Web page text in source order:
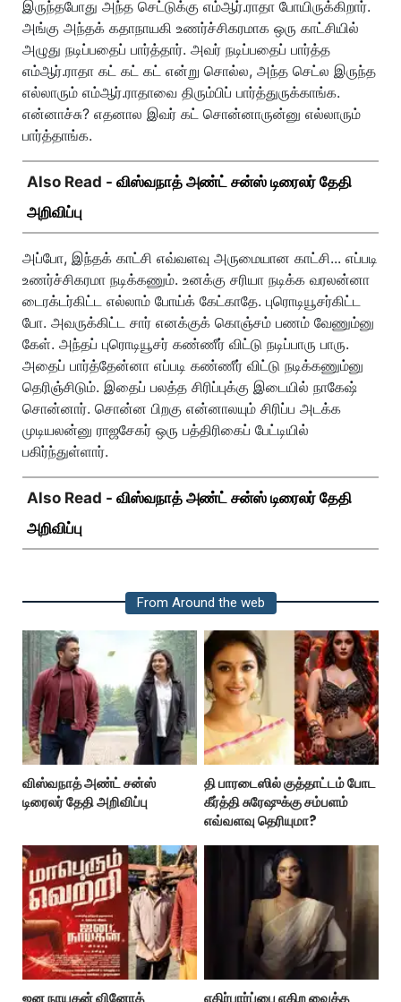
இருந்தபோது அந்த செட்டுக்கு எம்ஆர்.ராதா போயிருக்கிறார்.
அங்கு அந்தக் கதாநாயகி உணர்ச்சிகரமாக ஒரு காட்சியில்
அழுது நடிப்பதைப் பார்த்தார். அவர் நடிப்பதைப் பார்த்த
எம்ஆர்.ராதா கட் கட் கட் என்று சொல்ல, அந்த செட்ல இருந்த
எல்லாரும் எம்ஆர்.ராதாவை திரும்பிப் பார்த்துருக்காங்க.
என்னாச்சு? எதனால இவர் கட் சொன்னாருன்னு எல்லாரும்
பார்த்தாங்க.
Also Read - விஸ்வநாத் அண்ட் சன்ஸ் டிரைலர் தேதி
அறிவிப்பு
அப்போ, இந்தக் காட்சி எவ்வளவு அருமையான காட்சி... எப்படி
உணர்ச்சிகரமா நடிக்கணும். உனக்கு சரியா நடிக்க வரலன்னா
டைரக்டர்கிட்ட எல்லாம் போய்க் கேட்காதே. புரொடியூசர்கிட்ட
போ. அவருக்கிட்ட சார் எனக்குக் கொஞ்சம் பணம் வேணும்னு
கேள். அந்தப் புரொடியூசர் கண்ணீர் விட்டு நடிப்பாரு பாரு.
அதைப் பார்த்தேன்னா எப்படி கண்ணீர் விட்டு நடிக்கணும்னு
தெரிஞ்சிடும். இதைப் பலத்த சிரிப்புக்கு இடையில் நாகேஷ்
சொன்னார். சொன்ன பிறகு என்னாலயும் சிரிப்ப அடக்க
முடியலன்னு ராஜசேகர் ஒரு பத்திரிகைப் பேட்டியில்
பகிர்ந்துள்ளார்.
Also Read - விஸ்வநாத் அண்ட் சன்ஸ் டிரைலர் தேதி
அறிவிப்பு
From Around the web
விஸ்வநாத் அண்ட் சன்ஸ்
டிரைலர் தேதி அறிவிப்பு
தி பாரடைஸில் குத்தாட்டம் போட
கீர்த்தி சுரேஷுக்கு சம்பளம்
எவ்வளவு தெரியுமா?
ஜன நாயகன் வினோத்
எதிர்பார்ப்பை எகிற வைத்த